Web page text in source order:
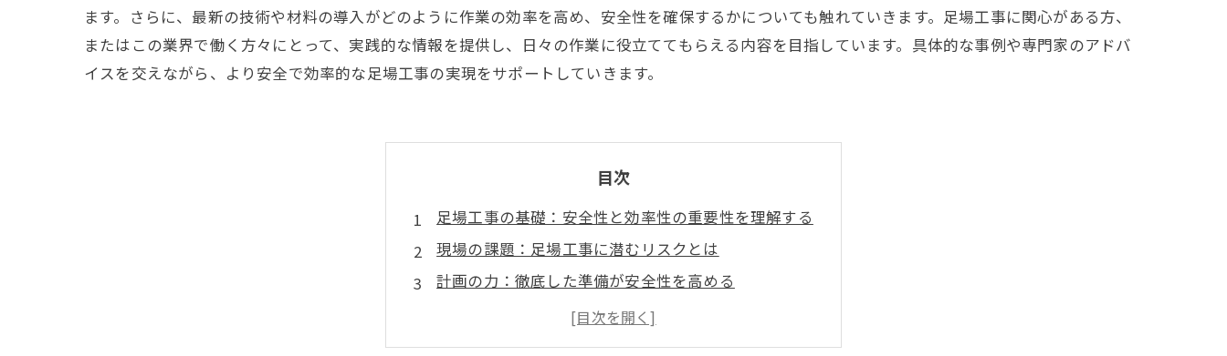
ます。さらに、最新の技術や材料の導入がどのように作業の効率を高め、安全性を確保するかについても触れていきます。足場工事に関心がある方、
またはこの業界で働く方々にとって、実践的な情報を提供し、日々の作業に役立ててもらえる内容を目指しています。具体的な事例や専門家のアドバ
イスを交えながら、より安全で効率的な足場工事の実現をサポートしていきます。
目次
足場工事の基礎：安全性と効率性の重要性を理解する
現場の課題：足場工事に潜むリスクとは
計画の力：徹底した準備が安全性を高める
最新技術導入：効率を追求するための一手
専門家のアドバイス：足場工事の成功事例に学ぶ